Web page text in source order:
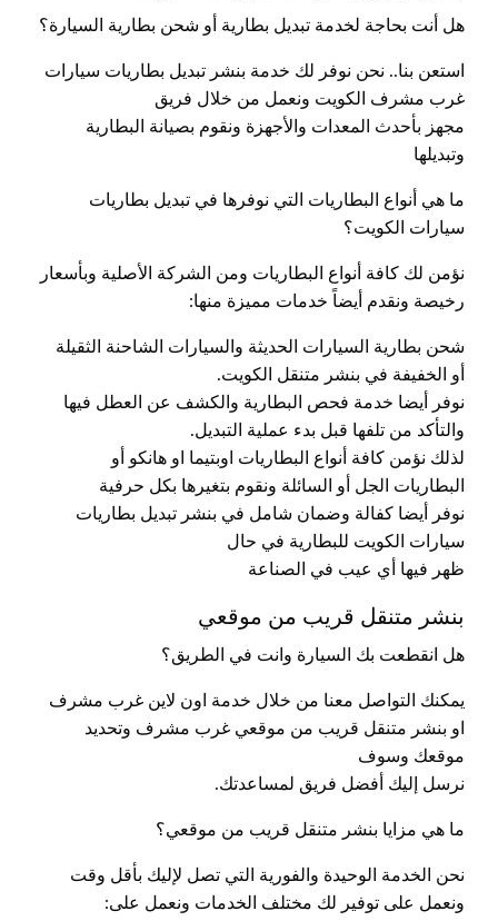
هل أنت بحاجة لخدمة تبديل بطارية أو شحن بطارية السيارة؟
استعن بنا.. نحن نوفر لك خدمة بنشر تبديل بطاريات سيارات
غرب مشرف الكويت ونعمل من خلال فريق
مجهز بأحدث المعدات والأجهزة ونقوم بصيانة البطارية
وتبديلها
ما هي أنواع البطاريات التي نوفرها في تبديل بطاريات
سيارات الكويت؟
نؤمن لك كافة أنواع البطاريات ومن الشركة الأصلية وبأسعار
رخيصة ونقدم أيضاً خدمات مميزة منها:
شحن بطارية السيارات الحديثة والسيارات الشاحنة الثقيلة
أو الخفيفة في بنشر متنقل الكويت.
نوفر أيضا خدمة فحص البطارية والكشف عن العطل فيها
والتأكد من تلفها قبل بدء عملية التبديل.
لذلك نؤمن كافة أنواع البطاريات اوبتيما او هانكو أو
البطاريات الجل أو السائلة ونقوم بتغيرها بكل حرفية
نوفر أيضا كفالة وضمان شامل في بنشر تبديل بطاريات
سيارات الكويت للبطارية في حال
ظهر فيها أي عيب في الصناعة
بنشر متنقل قريب من موقعي
هل انقطعت بك السيارة وانت في الطريق؟
يمكنك التواصل معنا من خلال خدمة اون لاين غرب مشرف
او بنشر متنقل قريب من موقعي غرب مشرف وتحديد
موقعك وسوف
نرسل إليك أفضل فريق لمساعدتك.
ما هي مزايا بنشر متنقل قريب من موقعي؟
نحن الخدمة الوحيدة والفورية التي تصل لإليك بأقل وقت
ونعمل على توفير لك مختلف الخدمات ونعمل على: